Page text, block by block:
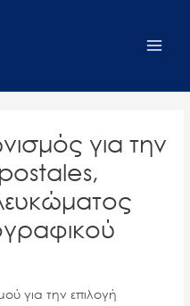
για την
για την επιλογή